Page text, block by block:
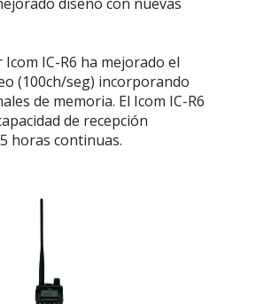
Icom IC-R6 ha mejorado el
(100ch/seg) incorporando
de memoria. El Icom IC-R6
de recepción
horas continuas.